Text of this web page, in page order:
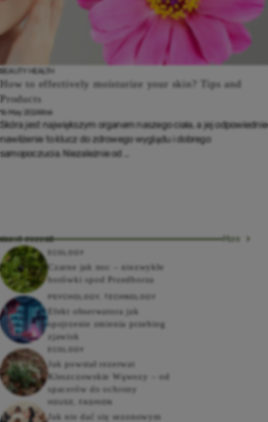
BEAUTY HEALTH
How to effectively moisturize your skin? Tips and
Products
16 May 2024Krei
Skóra jest największym organem naszego ciała, a jej odpowiednie
nawilżenie to klucz do zdrowego wyglądu i dobrego
samopoczucia. Niezależnie od ...
most recent More
Czarne jak noc – niezwykłe
borówki spod Przedborza
PSYCHOLOGY TECHNOLOGY
Efekt obserwatora jak
spojrzenie zmienia przebieg
zjawisk
ECOLOGY
Jak powstał rezerwat
Kleszczowskie Wąwozy – od
spacerów do ochrony
HOUSE FASHION
Jak nie dać się sezonowym